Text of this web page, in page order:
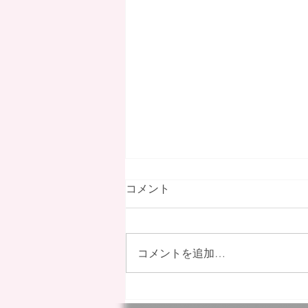
採用情報を更新しました
コメント
コメントを追加…